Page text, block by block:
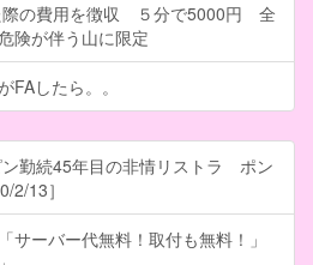
際の費用を徴収 ５分で5000円 全
険が伴う山に限定
FAしたら。。
ン勤続45年目の非情リストラ ポン
2/13］
サーバー代無料！取付も無料！」